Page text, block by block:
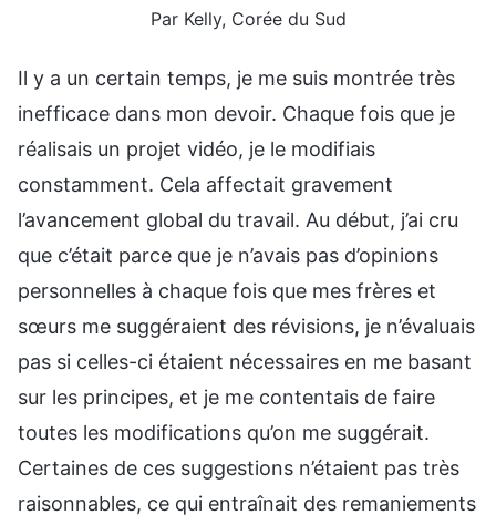
Par Kelly, Corée du Sud
Il y a un certain temps, je me suis montrée très
inefficace dans mon devoir. Chaque fois que je
réalisais un projet vidéo, je le modifiais
constamment. Cela affectait gravement
l’avancement global du travail. Au début, j’ai cru
que c’était parce que je n’avais pas d’opinions
personnelles à chaque fois que mes frères et
sœurs me suggéraient des révisions, je n’évaluais
pas si celles-ci étaient nécessaires en me basant
sur les principes, et je me contentais de faire
toutes les modifications qu’on me suggérait.
Certaines de ces suggestions n’étaient pas très
raisonnables, ce qui entraînait des remaniements